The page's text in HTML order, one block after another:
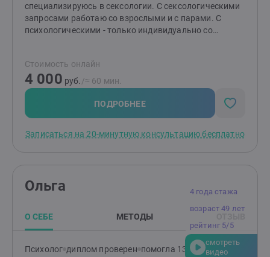
специализируюсь в сексологии. С сексологическими
запросами работаю со взрослыми и с парами. С
психологическими - только индивидуально со
супервизии.С моей помощью много личных историй
изменились в лучшую сторону! И мы вместе сможем
найти решение Вашей проблемы.
Стоимость онлайн
4 000 руб. /≈ 60 мин.
ПОДРОБНЕЕ
Записаться на 20-минутную консультацию бесплатно
4 года стажа
возраст 49 лет
рейтинг 5/5
смотреть
видео
Ольга
О СЕБЕ МЕТОДЫ
Психолог диплом проверен помогла 132 клиентам